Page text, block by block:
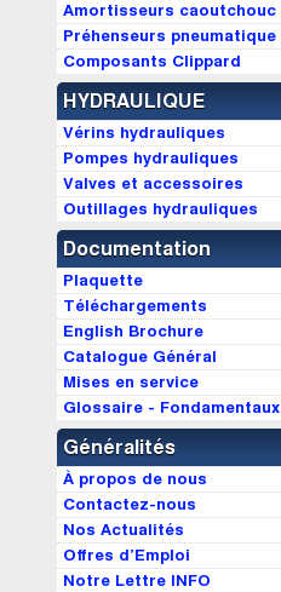
Amortisseurs caoutchouc
Préhenseurs pneumatique
Composants Clippard
HYDRAULIQUE
Vérins hydrauliques
Pompes hydrauliques
Valves et accessoires
Outillages hydrauliques
Documentation
Plaquette
Téléchargements
English Brochure
Catalogue Général
Mises en service
Glossaire - Fondamentaux
Généralités
À propos de nous
Contactez-nous
Nos Actualités
Offres d’Emploi
Notre Lettre INFO